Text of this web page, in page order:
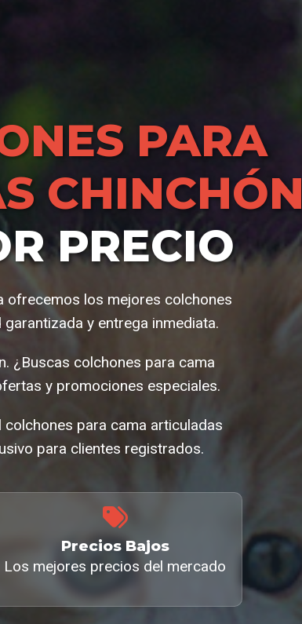
PARA
CHINCHÓN
PRECIO
ofrecemos los mejores colchones
y entrega inmediata.
¿Buscas colchones para cama
y promociones especiales.
para cama articuladas
para clientes registrados.
Precios Bajos
Los mejores precios del mercado